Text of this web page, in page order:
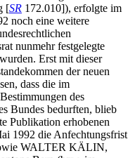
[SR 172.010]), erfolgte im
noch eine weitere
nunmehr festgelegte
Erst mit dieser
der neuen
dass die im
des
Bundes bedurften, blieb
Publikation erhobenen
1992 die Anfechtungsfrist
WALTER KÄLIN,